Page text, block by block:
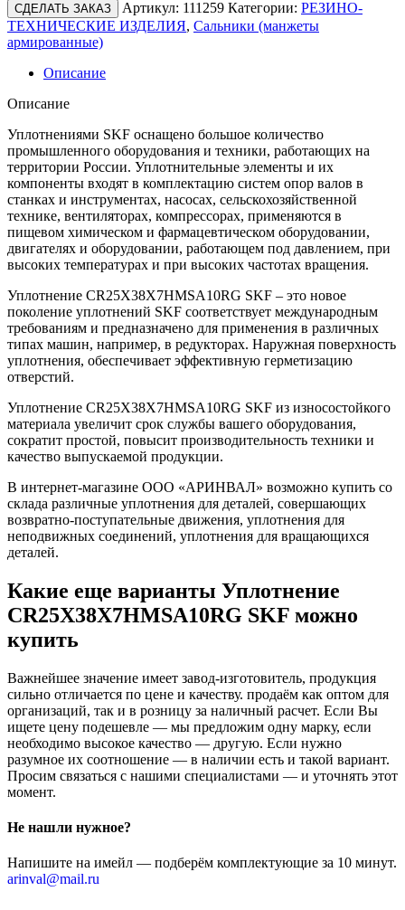
СДЕЛАТЬ ЗАКАЗ Артикул: 111259 Категории: РЕЗИНО-
ТЕХНИЧЕСКИЕ ИЗДЕЛИЯ, Сальники (манжеты
армированные)
Описание
Описание
Уплотнениями SKF оснащено большое количество
промышленного оборудования и техники, работающих на
территории России. Уплотнительные элементы и их
компоненты входят в комплектацию систем опор валов в
станках и инструментах, насосах, сельскохозяйственной
технике, вентиляторах, компрессорах, применяются в
пищевом химическом и фармацевтическом оборудовании,
двигателях и оборудовании, работающем под давлением, при
высоких температурах и при высоких частотах вращения.
Уплотнение CR25X38X7HMSA10RG SKF – это новое
поколение уплотнений SKF соответствует международным
требованиям и предназначено для применения в различных
типах машин, например, в редукторах. Наружная поверхность
уплотнения, обеспечивает эффективную герметизацию
отверстий.
Уплотнение CR25X38X7HMSA10RG SKF из износостойкого
материала увеличит срок службы вашего оборудования,
сократит простой, повысит производительность техники и
качество выпускаемой продукции.
В интернет-магазине ООО «АРИНВАЛ» возможно купить со
склада различные уплотнения для деталей, совершающих
возвратно-поступательные движения, уплотнения для
неподвижных соединений, уплотнения для вращающихся
деталей.
Какие еще варианты Уплотнение
CR25X38X7HMSA10RG SKF можно
купить
Важнейшее значение имеет завод-изготовитель, продукция
сильно отличается по цене и качеству. продаём как оптом для
организаций, так и в розницу за наличный расчет. Если Вы
ищете цену подешевле — мы предложим одну марку, если
необходимо высокое качество — другую. Если нужно
разумное их соотношение — в наличии есть и такой вариант.
Просим связаться с нашими специалистами — и уточнять этот
момент.
Не нашли нужное?
Напишите на имейл — подберём комплектующие за 10 минут.
arinval@mail.ru